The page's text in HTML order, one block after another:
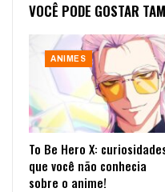
VOCÊ PODE GOSTAR
ANIMES
To Be Hero X:
que você não conhecia
sobre o anime!